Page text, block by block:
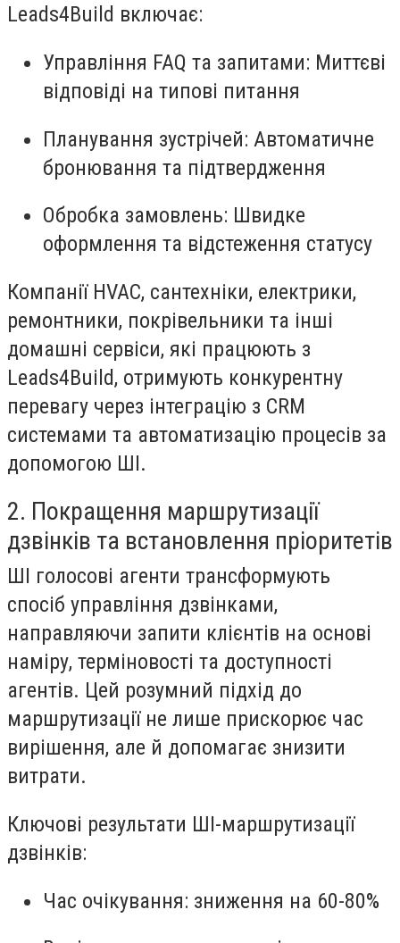
Leads4Build включає:
Управління FAQ та запитами: Миттєві
відповіді на типові питання
Планування зустрічей: Автоматичне
бронювання та підтвердження
Обробка замовлень: Швидке
оформлення та відстеження статусу
Компанії HVAC, сантехніки, електрики,
ремонтники, покрівельники та інші
домашні сервіси, які працюють з
Leads4Build, отримують конкурентну
перевагу через інтеграцію з CRM
системами та автоматизацію процесів за
допомогою ШІ.
2. Покращення маршрутизації
дзвінків та встановлення пріоритетів
ШІ голосові агенти трансформують
спосіб управління дзвінками,
направляючи запити клієнтів на основі
наміру, терміновості та доступності
агентів. Цей розумний підхід до
маршрутизації не лише прискорює час
вирішення, але й допомагає знизити
витрати.
Ключові результати ШІ-маршрутизації
дзвінків:
Час очікування: зниження на 60-80%